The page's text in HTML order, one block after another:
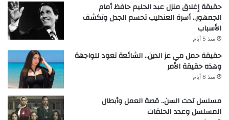
حقيقة إغلاق منزل عبد الحليم حافظ أمام
الجمهور.. أسرة العندليب تحسم الجدل وتكشف
الأسباب
منذ 5 أيام
حقيقة حمل مي عز الدين.. الشائعة تعود للواجهة
وهذه حقيقة الأمر
منذ 6 أيام
مسلسل تحت السن.. قصة العمل وأبطال
المسلسل وعدد الحلقات